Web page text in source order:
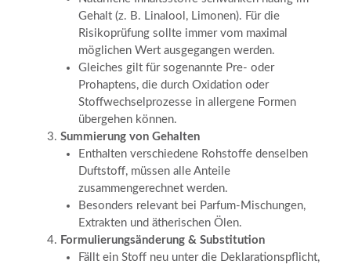
Gehalt (z. B. Linalool, Limonen). Für die
Risikoprüfung sollte immer vom maximal
möglichen Wert ausgegangen werden.
Gleiches gilt für sogenannte Pre- oder
Prohaptens, die durch Oxidation oder
Stoffwechselprozesse in allergene Formen
übergehen können.
Summierung von Gehalten
Enthalten verschiedene Rohstoffe denselben
Duftstoff, müssen alle Anteile
zusammengerechnet werden.
Besonders relevant bei Parfum-Mischungen,
Extrakten und ätherischen Ölen.
Formulierungsänderung & Substitution
Fällt ein Stoff neu unter die Deklarationspflicht,